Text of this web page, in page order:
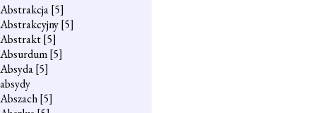
Abstrakcja[5]
Abstrakcyjny[5]
Abstrakt[5]
Absurdum[5]
Absyda[5]
absydy
Abszach[5]